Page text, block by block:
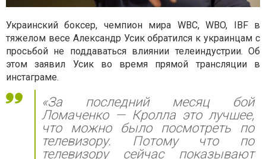
Украинский боксер, чемпион мира WBC, WBO, IBF в
тяжелом весе Александр Усик обратился к украинцам с
просьбой не поддаваться влиянии телеиндустрии. Об
этом заявил Усик во время прямой трансляции в
инстаграме.
«За последний месяц бой
Ломаченко — Кролла это лучшее,
что можно было посмотреть по
телевизору. Потому что по
телевизору сейчас показывают